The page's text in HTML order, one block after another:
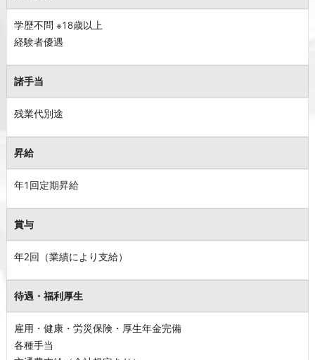
学歴不問 ※18歳以上
経験者優遇
諸手当
残業代別途
昇給
年1回定期昇給
賞与
年2回（業績により支給）
待遇・福利厚生
雇用・健康・労災保険・厚生年金完備
各種手当